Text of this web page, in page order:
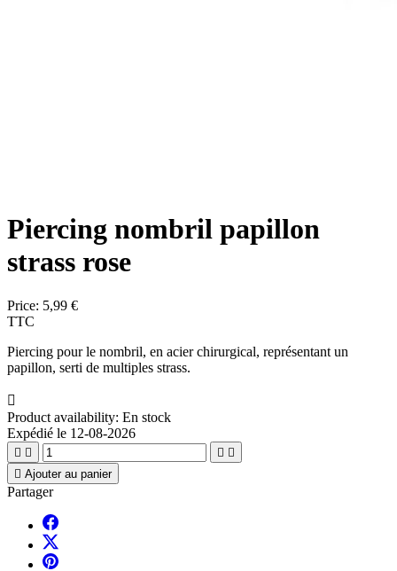
Piercing nombril papillon
strass rose
Price: 5,99 €
TTC
Piercing pour le nombril, en acier chirurgical, représentant un
papillon, serti de multiples strass.

Product availability: En stock
Expédié le 12-08-2026
   
 Ajouter au panier
Partager